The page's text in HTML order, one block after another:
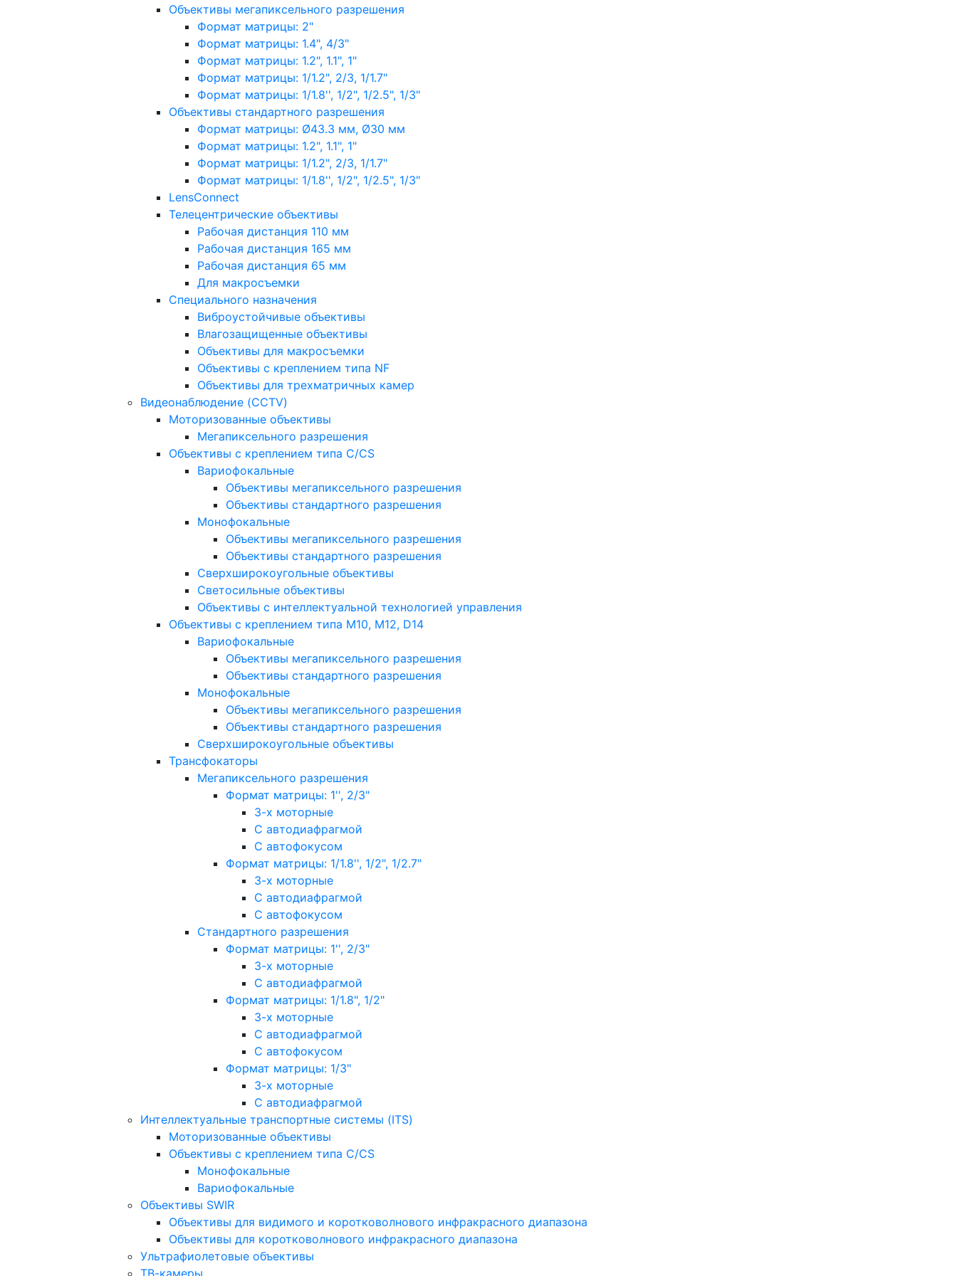
Объективы мегапиксельного разрешения
Формат матрицы: 2"
Формат матрицы: 1.4", 4/3"
Формат матрицы: 1.2", 1.1", 1"
Формат матрицы: 1/1.2", 2/3, 1/1.7"
Формат матрицы: 1/1.8'', 1/2", 1/2.5", 1/3"
Объективы стандартного разрешения
Формат матрицы: Ø43.3 мм, Ø30 мм
Формат матрицы: 1.2", 1.1", 1"
Формат матрицы: 1/1.2", 2/3, 1/1.7"
Формат матрицы: 1/1.8'', 1/2", 1/2.5", 1/3"
LensConnect
Телецентрические объективы
Рабочая дистанция 110 мм
Рабочая дистанция 165 мм
Рабочая дистанция 65 мм
Для макросъемки
Специального назначения
Виброустойчивые объективы
Влагозащищенные объективы
Объективы для макросъемки
Объективы с креплением типа NF
Объективы для трехматричных камер
Видеонаблюдение (CCTV)
Моторизованные объективы
Мегапиксельного разрешения
Объективы с креплением типа C/CS
Вариофокальные
Объективы мегапиксельного разрешения
Объективы стандартного разрешения
Монофокальные
Объективы мегапиксельного разрешения
Объективы стандартного разрешения
Сверхширокоугольные объективы
Светосильные объективы
Объективы с интеллектуальной технологией управления
Объективы с креплением типа M10, M12, D14
Вариофокальные
Объективы мегапиксельного разрешения
Объективы стандартного разрешения
Монофокальные
Объективы мегапиксельного разрешения
Объективы стандартного разрешения
Сверхширокоугольные объективы
Трансфокаторы
Мегапиксельного разрешения
Формат матрицы: 1'', 2/3"
3-х моторные
С автодиафрагмой
С автофокусом
Формат матрицы: 1/1.8'', 1/2", 1/2.7"
3-х моторные
С автодиафрагмой
С автофокусом
Стандартного разрешения
Формат матрицы: 1'', 2/3"
3-х моторные
С автодиафрагмой
Формат матрицы: 1/1.8", 1/2"
3-х моторные
С автодиафрагмой
С автофокусом
Формат матрицы: 1/3"
3-х моторные
С автодиафрагмой
Интеллектуальные транспортные системы (ITS)
Моторизованные объективы
Объективы с креплением типа C/CS
Монофокальные
Вариофокальные
Объективы SWIR
Объективы для видимого и коротковолнового инфракрасного диапазона
Объективы для коротковолнового инфракрасного диапазона
Ультрафиолетовые объективы
ТВ-камеры